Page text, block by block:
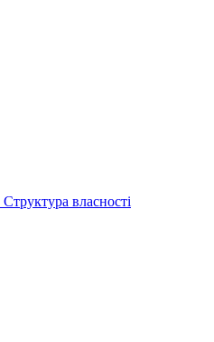
Структура власності